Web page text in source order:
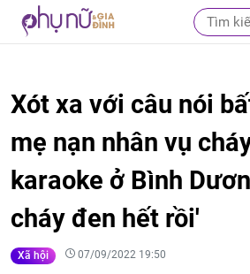
Xót xa với câu nói
mẹ nạn nhân vụ
karaoke ở Bình
cháy đen hết rồi'
Xã hội 07/09/2022 19:50